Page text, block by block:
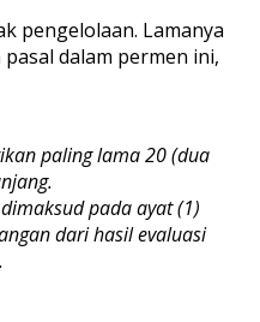
pengelolaan. Lamanya
dalam permen ini,
paling lama 20 (dua
pada ayat (1)
dari hasil evaluasi